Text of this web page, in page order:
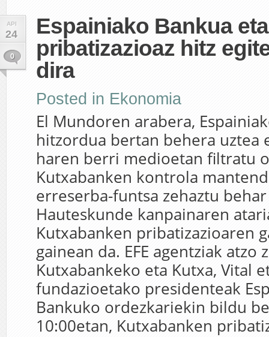
API
24
0
Espainiako Bankua
pribatizazioaz hitz
dira
Posted in Ekonomia
El Mundoren arabera,
hitzordua bertan behera uztea
haren berri medioetan filtratu
Kutxabanken kontrola
erreserba-funtsa zehaztu
Hauteskunde kanpainaren
Kutxabanken pribatizazioaren
gainean da. EFE agentziak atzo
Kutxabankeko eta Kutxa, Vital
fundazioetako presidenteak
Bankuko ordezkariekin bildu
10:00etan, Kutxabanken